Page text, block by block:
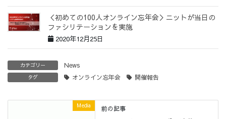
＜初めての100人オンライン忘年会＞ニットが当日の
ファシリテーションを実施
2020年12月25日
カテゴリー News
タグ オンライン忘年会 開催報告
Media 前の記事